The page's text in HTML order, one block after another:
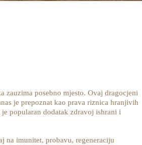
zauzima posebno mjesto. Ovaj dragocjeni
je prepoznat kao prava riznica hranjivih
popularan dodatak zdravoj ishrani i
na imunitet, probavu, regeneraciju